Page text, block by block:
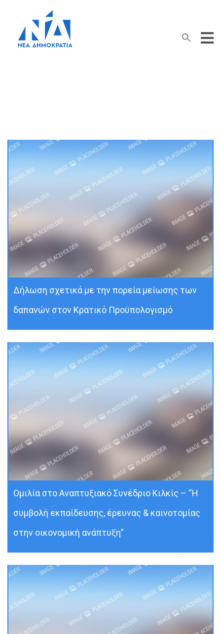
Search
for:
Search Button
Δήλωση σχετικά με την πορεία μείωσης των
δαπανών στον Κρατικό Προϋπολογισμό
Ομιλία στο Αναπτυξιακό Συνέδριο Κιλκίς – “Η
συμβολή εκπαίδευσης, έρευνας & καινοτομίας
στην οικονομική ανάπτυξη”